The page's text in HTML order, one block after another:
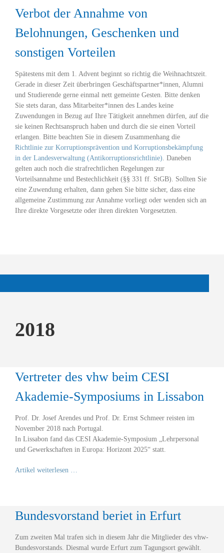
Verbot der Annahme von
Belohnungen, Geschenken und
sonstigen Vorteilen
Spätestens mit dem 1. Advent beginnt so richtig die Weihnachtszeit.
Gerade in dieser Zeit überbringen Geschäftspartner*innen, Alumni
und Studierende gerne einmal nett gemeinte Gesten. Bitte denken
Sie stets daran, dass Mitarbeiter*innen des Landes keine
Zuwendungen in Bezug auf Ihre Tätigkeit annehmen dürfen, auf die
sie keinen Rechtsanspruch haben und durch die sie einen Vorteil
erlangen. Bitte beachten Sie in diesem Zusammenhang die
Richtlinie zur Korruptionsprävention und Korruptionsbekämpfung
in der Landesverwaltung (Antikorruptionsrichtlinie). Daneben
gelten auch noch die strafrechtlichen Regelungen zur
Vorteilsannahme und Bestechlichkeit (§§ 331 ff. StGB). Sollten Sie
eine Zuwendung erhalten, dann gehen Sie bitte sicher, dass eine
allgemeine Zustimmung zur Annahme vorliegt oder wenden sich an
Ihre direkte Vorgesetzte oder ihren direkten Vorgesetzten.
2018
Vertreter des vhw beim CESI
Akademie-Symposiums in Lissabon
Prof. Dr. Josef Arendes und Prof. Dr. Ernst Schmeer reisten im
November 2018 nach Portugal.
In Lissabon fand das CESI Akademie-Symposium „Lehrpersonal
und Gewerkschaften in Europa: Horizont 2025“ statt.
Artikel weiterlesen …
Bundesvorstand beriet in Erfurt
Zum zweiten Mal trafen sich in diesem Jahr die Mitglieder des vhw-
Bundesvorstands. Diesmal wurde Erfurt zum Tagungsort gewählt.